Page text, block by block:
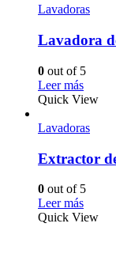
Lavadoras
Lavadora
0 out of 5
Leer más
Quick View
Lavadoras
Extractor
0 out of 5
Leer más
Quick View